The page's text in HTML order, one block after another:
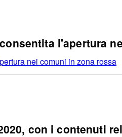
l'apertura
nei comuni in zona rossa
con i contenuti